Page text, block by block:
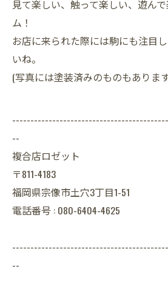
見て楽しい、触って楽しい、遊ん
ム！
お店に来られた際には駒にも注目
いね。
(写真には塗装済みのものもありま
--
複合店ロゼット
〒811-4183
福岡県宗像市土穴3丁目1-51
電話番号 : 080-6404-4625
--